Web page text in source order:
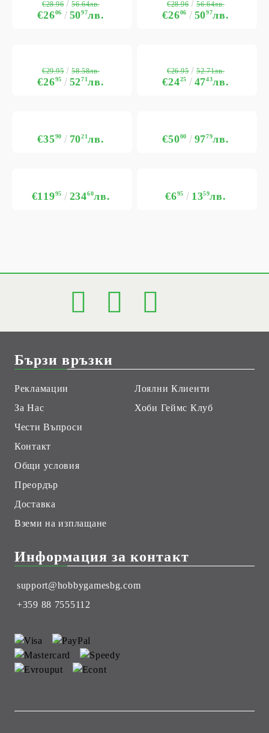
€2606 5097лв.
€28.96 56.64лв.
€2606 5097лв.
€28.96 56.64лв.
€2695 5271лв.
€29.95 58.58лв.
€2425 4743лв.
€26.95 52.71лв.
€3590 7021лв. €5000 9779лв.
€11995 23460лв. €695 1359лв.
Бързи връзки
Рекламации
За Нас
Чести Въпроси
Контакт
Общи условия
Преордър
Доставка
Вземи на изплащане
Лоялни Клиенти
Хоби Геймс Клуб
Информация за контакт
support@hobbygamesbg.com
+359 88 7555112